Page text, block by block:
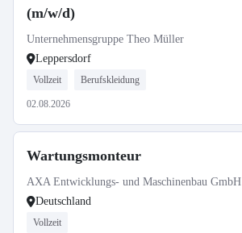
(m/w/d)
Unternehmensgruppe Theo Müller
Leppersdorf
Vollzeit Berufskleidung
02.08.2026
Wartungsmonteur
AXA Entwicklungs- und Maschinenbau GmbH
Deutschland
Vollzeit